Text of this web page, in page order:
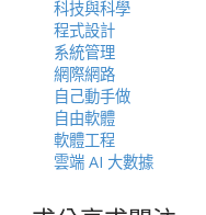
科技與科學
程式設計
系統管理
網際網路
自己動手做
自由軟體
軟體工程
雲端 AI 大數據